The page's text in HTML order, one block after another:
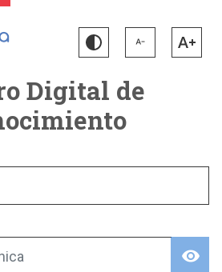
Digital de
visibility